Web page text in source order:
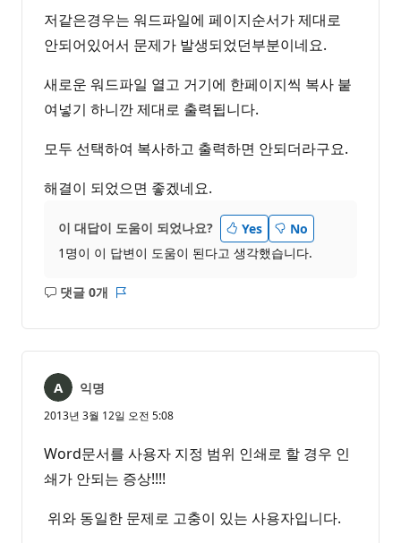
저같은경우는 워드파일에 페이지순서가 제대로
안되어있어서 문제가 발생되었던부분이네요.
새로운 워드파일 열고 거기에 한페이지씩 복사 붙
여넣기 하니깐 제대로 출력됩니다.
모두 선택하여 복사하고 출력하면 안되더라구요.
해결이 되었으면 좋겠네요.
이 대답이 도움이 되었나요? Yes
No
1명이 이 답변이 도움이 된다고 생각했습니다.
댓글 0개
설
음
익명
2013년 3월 12일 오전 5:08
Word문서를 사용자 지정 범위 인쇄로 할 경우 인
쇄가 안되는 증상!!!!
위와 동일한 문제로 고충이 있는 사용자입니다.